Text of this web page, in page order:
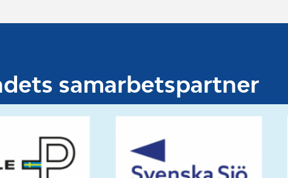
samarbetspartner